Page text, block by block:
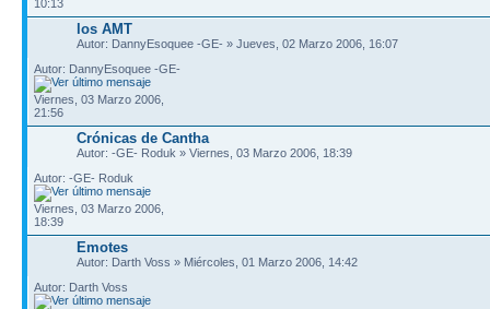
10:13
los AMT
Autor: DannyEsoquee -GE- » Jueves, 02 Marzo 2006, 16:07
Autor: DannyEsoquee -GE-
Viernes, 03 Marzo 2006,
21:56
Crónicas de Cantha
Autor: -GE- Roduk » Viernes, 03 Marzo 2006, 18:39
Autor: -GE- Roduk
Viernes, 03 Marzo 2006,
18:39
Emotes
Autor: Darth Voss » Miércoles, 01 Marzo 2006, 14:42
Autor: Darth Voss